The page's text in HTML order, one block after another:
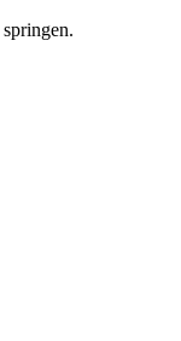
springen.